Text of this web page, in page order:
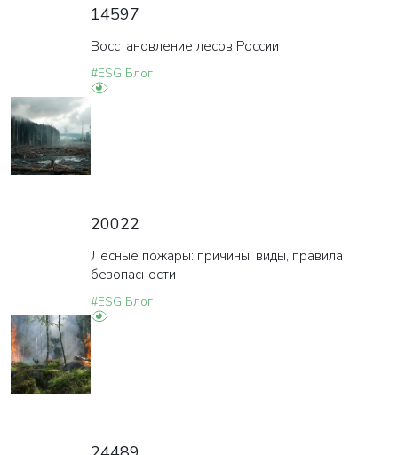
14597
Восстановление лесов России
#ESG Блог
20022
Лесные пожары: причины, виды, правила
безопасности
#ESG Блог